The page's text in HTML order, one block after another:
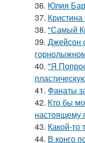
36. Юлия
37.
38. "Самый
39. Джейсон
40. "Я
41. Фанаты
42. Кто бы
настоящему
43. Какой-то
44. В конго